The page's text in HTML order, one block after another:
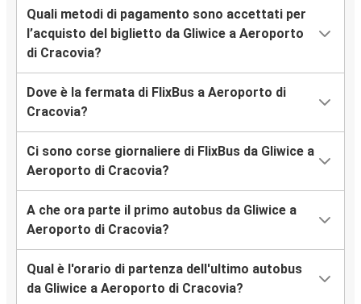
Quali metodi di pagamento sono accettati per
l’acquisto del biglietto da Gliwice a Aeroporto
di Cracovia?
Dove è la fermata di FlixBus a Aeroporto di
Cracovia?
Ci sono corse giornaliere di FlixBus da Gliwice a
Aeroporto di Cracovia?
A che ora parte il primo autobus da Gliwice a
Aeroporto di Cracovia?
Qual è l'orario di partenza dell'ultimo autobus
da Gliwice a Aeroporto di Cracovia?